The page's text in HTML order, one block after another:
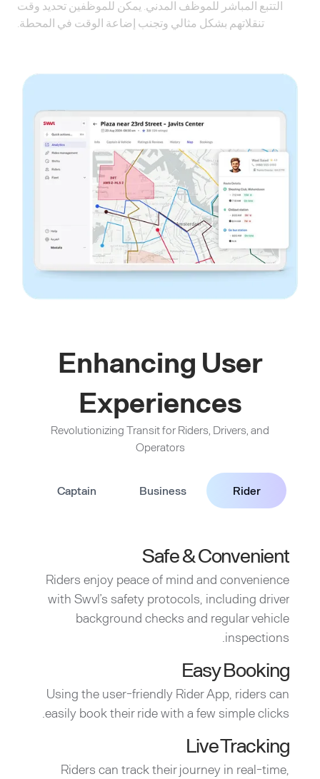
التتبع المباشر للموظف المدني. يمكن للموظفين تحديد وقت
تنقلاتهم بشكل مثالي وتجنب إضاعة الوقت في المحطة.
Enhancing User
Experiences
Revolutionizing Transit for Riders, Drivers, and
Operators
Rider
Business
Captain
Safe & Convenient
Riders enjoy peace of mind and convenience
with Swvl’s safety protocols, including driver
background checks and regular vehicle
inspections.
Easy Booking
Using the user-friendly Rider App, riders can
easily book their ride with a few simple clicks.
Live Tracking
Riders can track their journey in real-time,